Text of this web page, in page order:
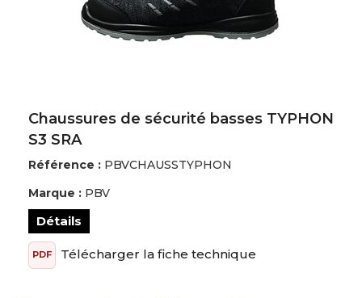
Chaussures de sécurité basses TYPHON
S3 SRA
Référence : PBVCHAUSSTYPHON
Marque : PBV
Détails
PDF Télécharger la fiche technique